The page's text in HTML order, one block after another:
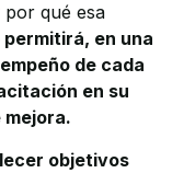
por qué esa
permitirá, en una
de cada
en su
objetivos